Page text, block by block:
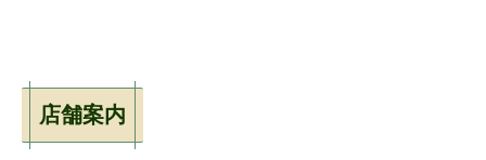
店舗案内